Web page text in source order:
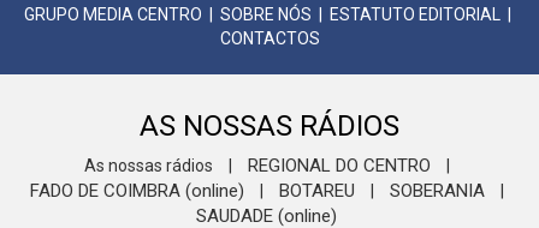
GRUPO MEDIA CENTRO SOBRE NÓS ESTATUTO EDITORIAL
CONTACTOS
AS NOSSAS RÁDIOS
As nossas rádios REGIONAL DO CENTRO
FADO DE COIMBRA (online) BOTAREU SOBERANIA
SAUDADE (online)